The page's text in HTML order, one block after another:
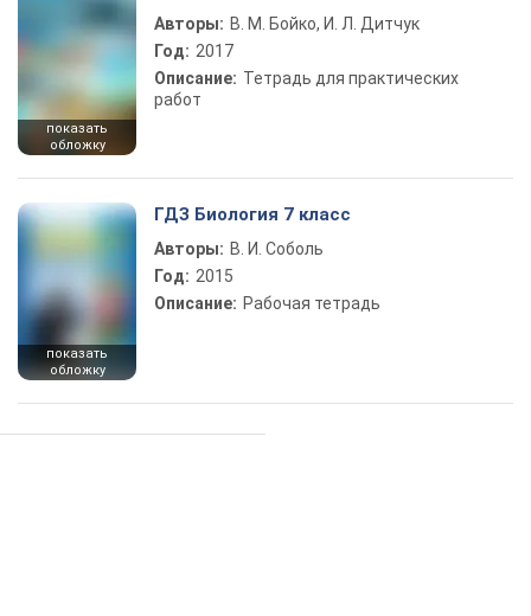
показать
обложку
Авторы: В. М. Бойко, И. Л. Дитчук
Год: 2017
Описание: Тетрадь для практических
работ
показать
обложку
ГДЗ Биология 7 класс
Авторы: В. И. Соболь
Год: 2015
Описание: Рабочая тетрадь